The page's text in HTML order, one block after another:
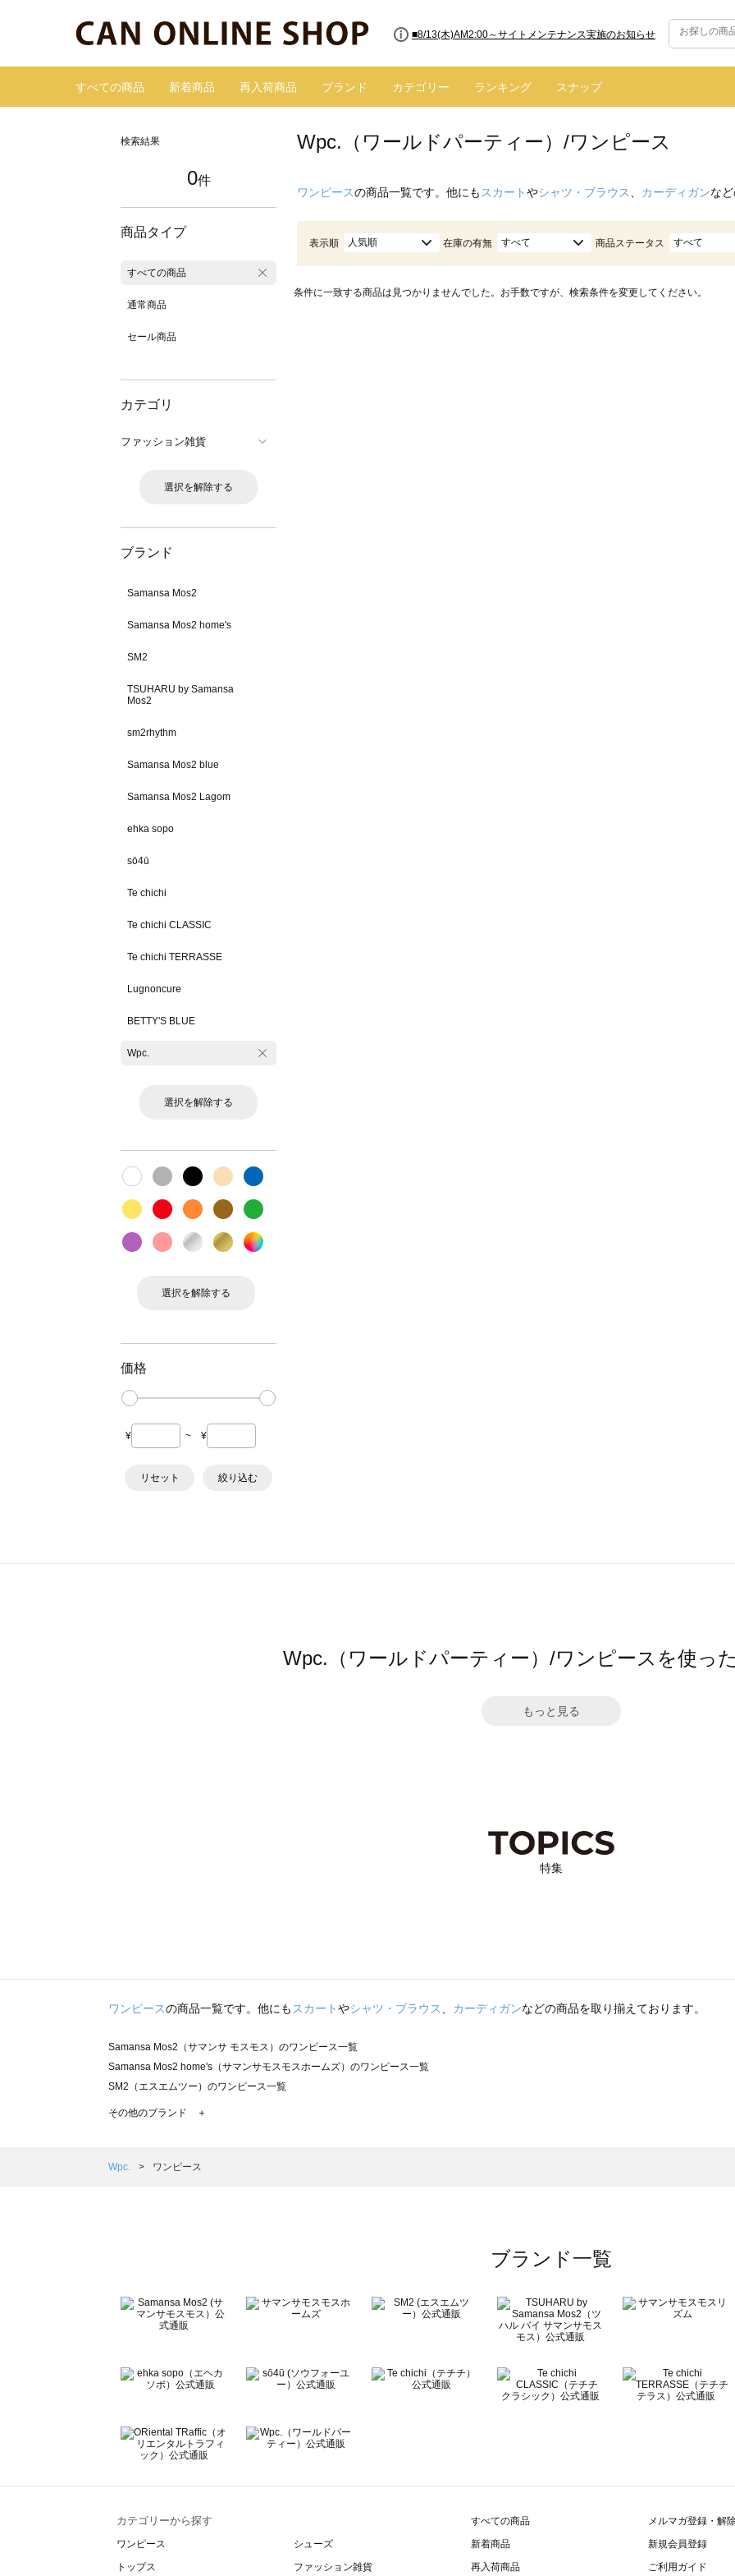
■8/13(木)AM2:00～サイトメンテナンス実施のお知らせ
すべての商品 新着商品 再入荷商品 ブランド カテゴリー ランキング スナップ
検索結果
0件
商品タイプ
すべての商品
通常商品
セール商品
カテゴリ
ファッション雑貨
選択を解除する
ブランド
Samansa Mos2
Samansa Mos2 home's
SM2
TSUHARU by Samansa
Mos2
sm2rhythm
Samansa Mos2 blue
Samansa Mos2 Lagom
ehka sopo
sō4ū
Te chichi
Te chichi CLASSIC
Te chichi TERRASSE
Lugnoncure
BETTY'S BLUE
Wpc.
選択を解除する
選択を解除する
価格
¥ ~ ¥
リセット 絞り込む
Wpc.（ワールドパーティー）/ワンピース
ワンピースの商品一覧です。他にも スカートやシャツ・ブラウス カーディガンな
表示順 人気順 在庫の有無 すべて 商品ステータス すべて
条件に一致する商品は見つかりませんでした。お手数ですが、検索条件を変更してください。
Wpc.（ワールドパーティー）/ワンピースを使っ
もっと見る
特集
ワンピースの商品一覧です。他にも スカートやシャツ・ブラウス カーディガンなどの商品を取り揃えております。
Samansa Mos2（サマンサ モスモス）のワンピース一覧
Samansa Mos2 home's（サマンサモスモスホームズ）のワンピース一覧
SM2（エスエムツー）のワンピース一覧
TSUHARU by Samansa Mos2（ツハルバイサマンサモスモス）のワンピース一覧
Samansa Mos2 Lagom（サマンサモスモス ラーゴム）のワンピース一覧
BETTY'S BLUE（べティーズブルー）のワンピース一覧
Wpc.（ワールドパーティー）のワンピース一覧
その他のブランド ＋
Wpc. ワンピース
ブランド一覧
カテゴリーから探す
ワンピース
トップス
シューズ
ファッション雑貨
すべての商品
新着商品
再入荷商品
メルマガ登録・解
新規会員登録
ご利用ガイド